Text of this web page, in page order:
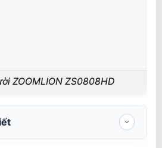
ZOOMLION ZS0808HD